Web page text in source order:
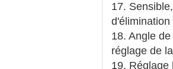
17.
18. Angle
réglage de
19. Réglage